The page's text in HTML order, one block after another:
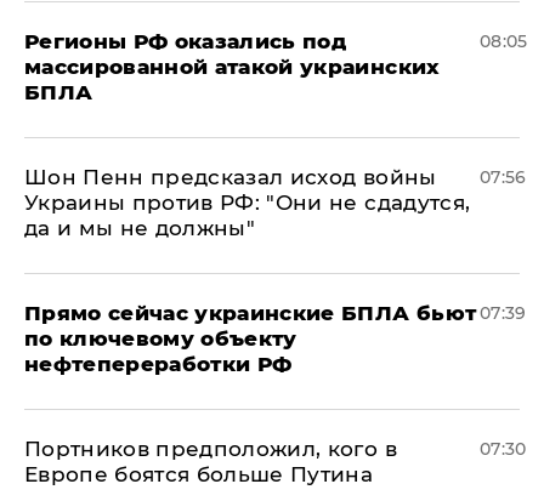
Регионы РФ оказались под
массированной атакой украинских
БПЛА
08:05
Шон Пенн предсказал исход войны
Украины против РФ: "Они не сдадутся,
да и мы не должны"
07:56
Прямо сейчас украинские БПЛА бьют
по ключевому объекту
нефтепереработки РФ
07:39
Портников предположил, кого в
Европе боятся больше Путина
07:30